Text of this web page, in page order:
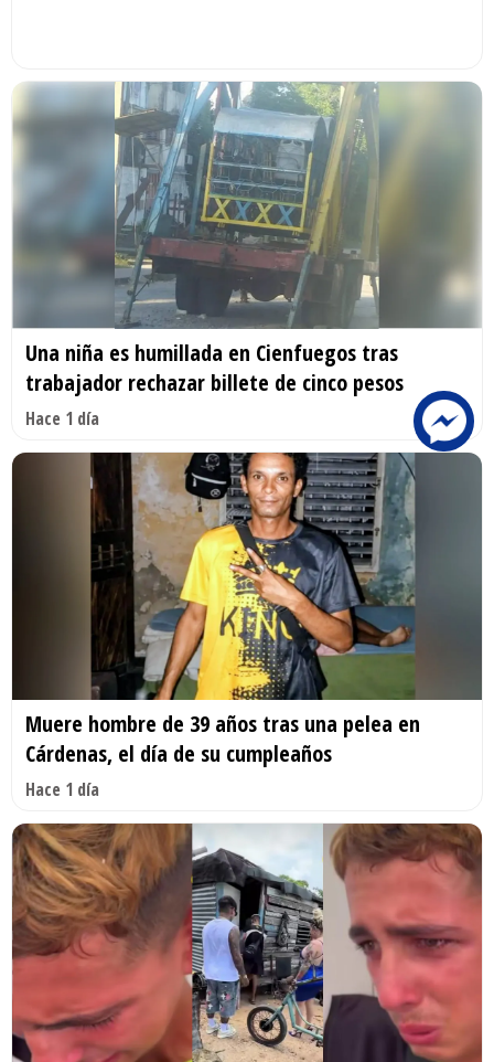
Una niña es humillada en Cienfuegos tras
trabajador rechazar billete de cinco pesos
Hace 1 día
Muere hombre de 39 años tras una pelea en
Cárdenas, el día de su cumpleaños
Hace 1 día